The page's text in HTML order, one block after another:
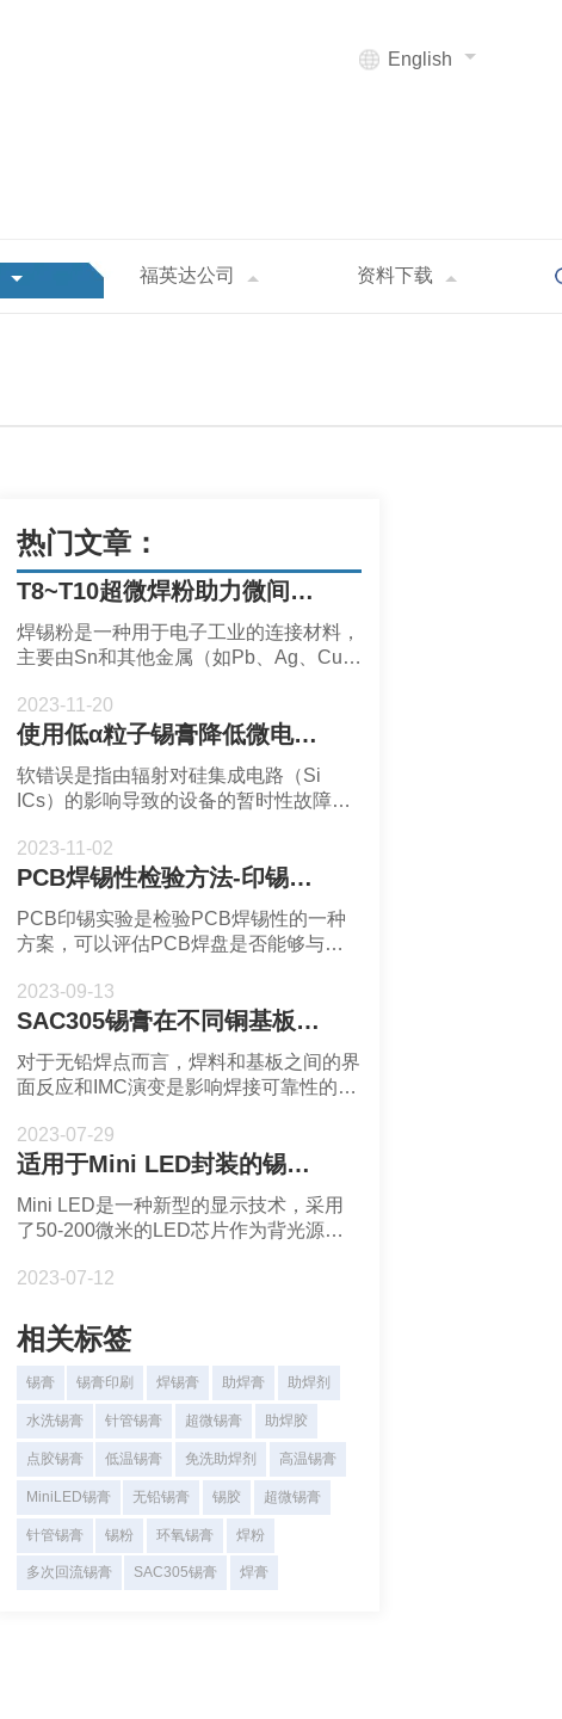
English
福英达公司 资料下载
热门文章：
T8~T10超微焊粉助力微间距芯片封装-深圳福英达
焊锡粉是一种用于电子工业的连接材料，
主要由Sn和其他金属（如Pb、Ag、Cu
备锡膏，用于表面贴装技术（SMT）中
的电子元件焊接。
2023-11-20
使用低α粒子锡膏降低微电子封装的软错误率-深圳福英达
软错误是指由辐射对硅集成电路（Si
ICs）的影响导致的设备的暂时性故障，
2023-11-02
PCB焊锡性检验方法-印锡实验-深圳市福英达
PCB印锡实验是检验PCB焊锡性的一种
方案，可以评估PCB焊盘是否能够与锡
质量和可靠性。
2023-09-13
SAC305锡膏在不同铜基板的焊接表现-深圳福英达
对于无铅焊点而言，焊料和基板之间的界
面反应和IMC演变是影响焊接可靠性的关
Cu基板反应会生成Cu6Sn5 IMC。为了达
到良好的焊点性能，可以对Cu基板进行
2023-07-29
适用于Mini LED封装的锡膏焊料-福英达焊锡膏
Mini LED是一种新型的显示技术，采用
了50-200微米的LED芯片作为背光源或
色域等卓越的显示效果。
2023-07-12
相关标签
锡膏 锡膏印刷 焊锡膏 助焊膏 助焊剂
水洗锡膏 针管锡膏 超微锡膏 助焊胶
点胶锡膏 低温锡膏 免洗助焊剂 高温锡膏
MiniLED锡膏 无铅锡膏 锡胶 超微锡膏
针管锡膏 锡粉 环氧锡膏 焊粉
多次回流锡膏 SAC305锡膏 焊膏